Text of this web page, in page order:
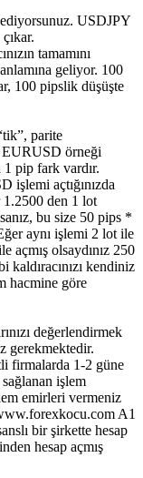
USDJPY
tamamını
geliyor. 100
100 pipslik düşüşte
parite
EURUSD örneği
pip fark vardır.
açtığınızda
1.2500 den 1 lot
bu size 50 pips *
aynı işlemi 2 lot ile
açmış olsaydınız 250
kendiniz
hacmine göre
değerlendirmek
gerekmektedir.
firmalarda 1-2 güne
işlem
emirleri vermeniz
A1
bir şirkette hesap
hesap açmış